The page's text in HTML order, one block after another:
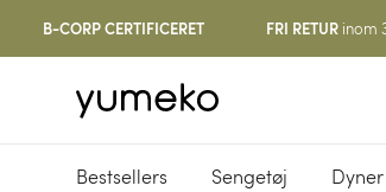
B-CORP CERTIFICERET FRI RETUR inom
Bestsellers Sengetøj Dyner